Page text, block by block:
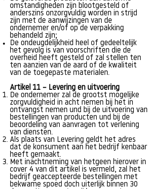
omstandigheden zijn blootgesteld of
anderszins onzorgvuldig worden in strijd
zijn met de aanwijzingen van de
ondernemer en/of op de verpakking
behandeld zijn;
De ondeugdelijkheid heel of gedeeltelijk
het gevolg is van voorschriften die de
overheid heeft gesteld of zal stellen ten
ten aanzien van de aard of de kwaliteit
van de toegepaste materialen.
Artikel 11 – Levering en uitvoering
De ondernemer zal de grootst mogelijke
zorgvuldigheid in acht nemen bij het in
ontvangst nemen und bij de uitvoering van
bestellingen van producten und bij de
beoordeling van aanvragen tot verlening
van diensten.
Als plaats van Levering geldt het adres
dat de konsument aan het bedrijf kenbaar
heeft gemaakt.
Met inachtneming van hetgeen hierover in
cover 4 van dit artikel is vermeld, zal het
bedrijf geaccepteerde bestellingen met
bekwame spoed doch uiterlijk binnen 30